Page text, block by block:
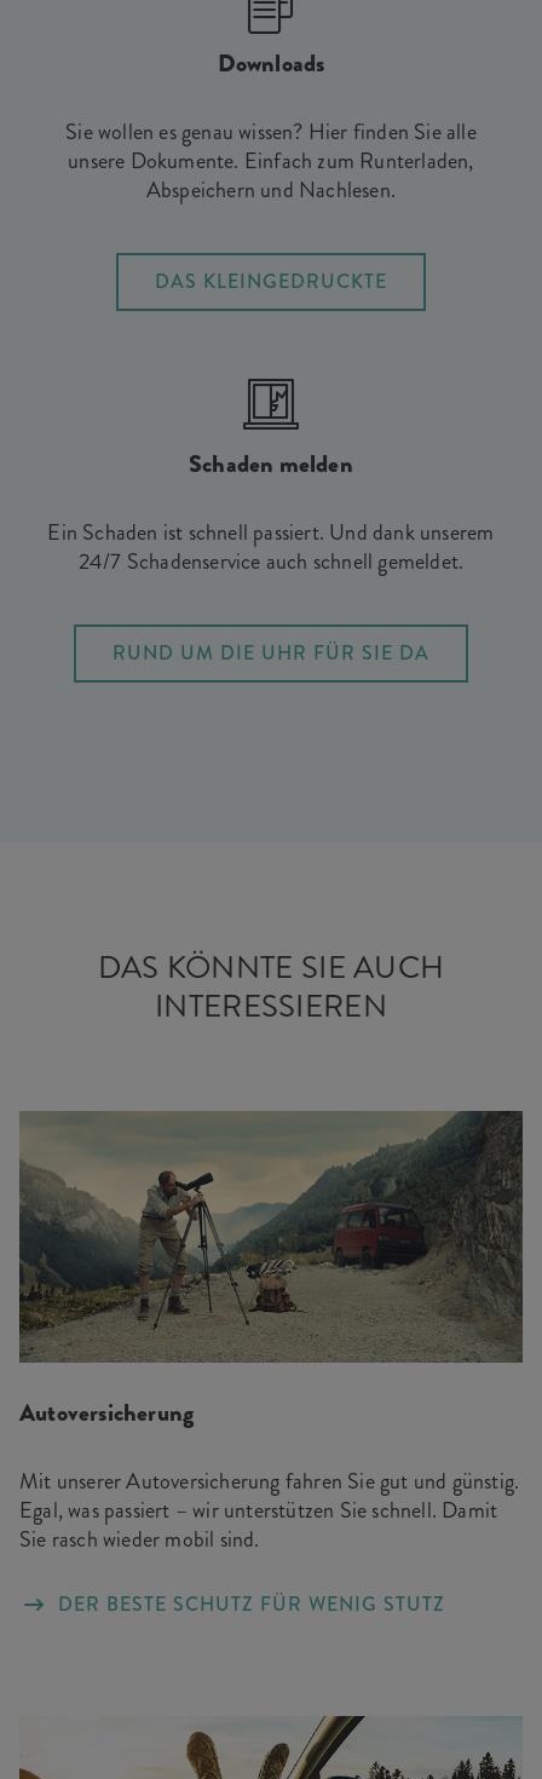
Downloads
Sie wollen es genau wissen? Hier finden Sie alle
unsere Dokumente. Einfach zum Runterladen,
Abspeichern und Nachlesen.
DAS KLEINGEDRUCKTE
Schaden melden
Ein Schaden ist schnell passiert. Und dank unserem
24/7 Schadenservice auch schnell gemeldet.
RUND UM DIE UHR FÜR SIE DA
DAS KÖNNTE SIE AUCH
INTERESSIEREN
Autoversicherung
Mit unserer Autoversicherung fahren Sie gut und günstig.
Egal, was passiert – wir unterstützen Sie schnell. Damit
Sie rasch wieder mobil sind.
DER BESTE SCHUTZ FÜR WENIG STUTZ